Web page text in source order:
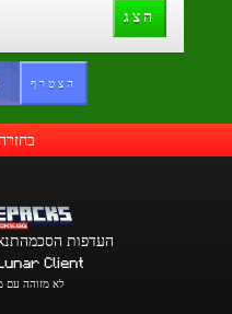
הצג
הצטרף
העדפות הסכמה
Client
לא מזוהה עם